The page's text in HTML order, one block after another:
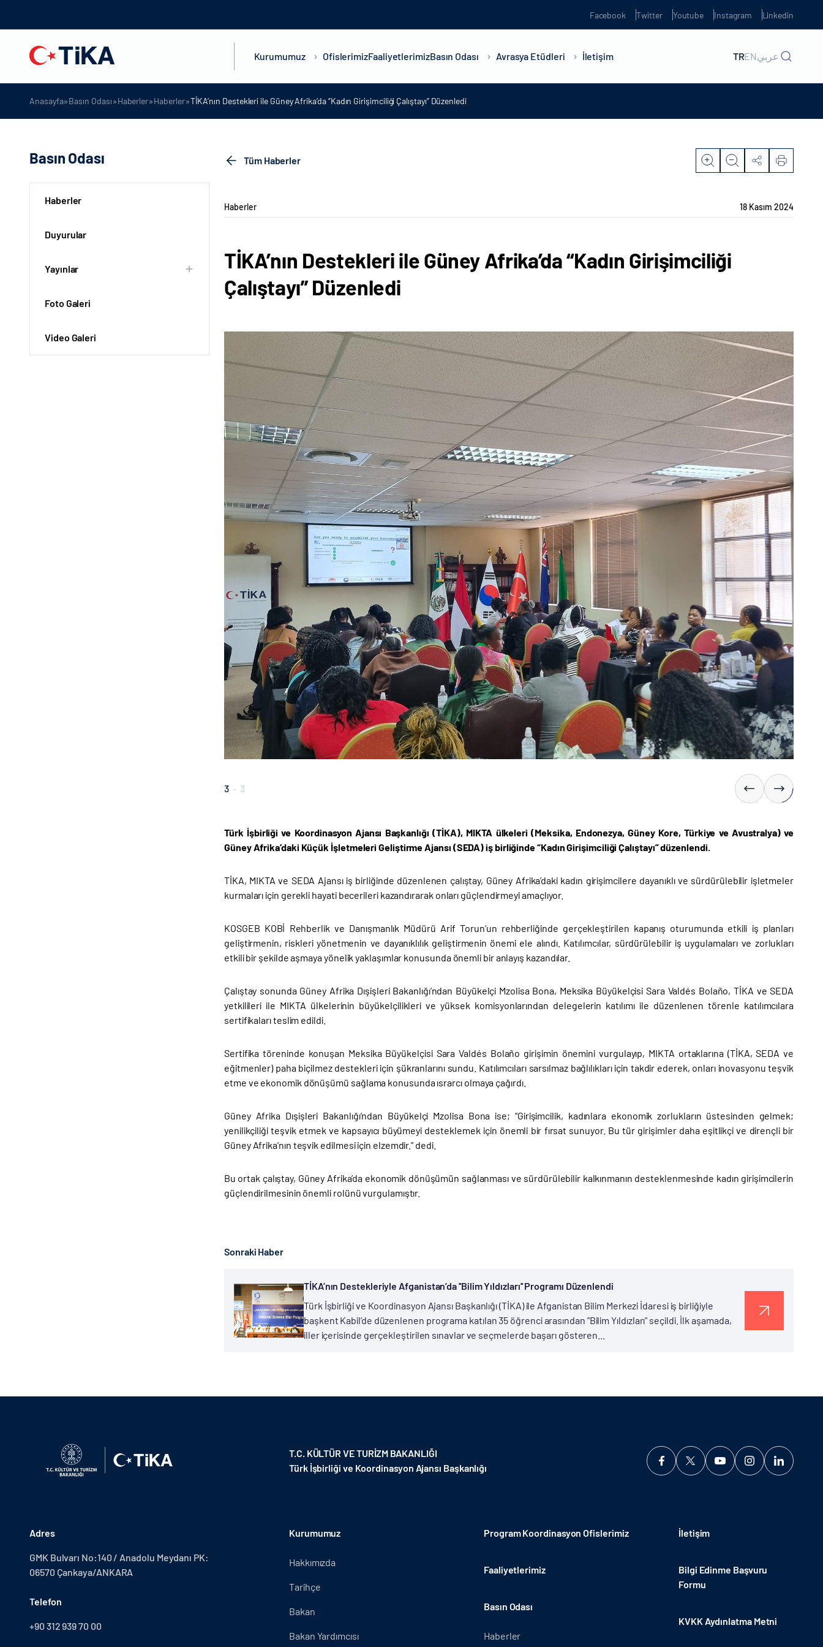
Facebook Twitter Youtube Instagram Linkedin
Kurumumuz OfislerimizFaaliyetlerimizBasın Odası Avrasya Etüdleri İletişim TRENعربي
Anasayfa»Basın Odası»Haberler»Haberler»TİKA’nın Destekleri ile Güney Afrika’da “Kadın Girişimciliği Çalıştayı” Düzenledi
Basın Odası
Haberler
Duyurular
Yayınlar
Foto Galeri
Video Galeri
Tüm Haberler
Haberler 18 Kasım 2024
TİKA’nın Destekleri ile Güney Afrika’da “Kadın Girişimciliği
Çalıştayı” Düzenledi
3 - 3
Türk İşbirliği ve Koordinasyon Ajansı Başkanlığı (TİKA), MIKTA ülkeleri (Meksika, Endonezya, Güney Kore, Türkiye ve Avustralya) ve
Güney Afrika’daki Küçük İşletmeleri Geliştirme Ajansı (SEDA) iş birliğinde “Kadın Girişimciliği Çalıştayı” düzenlendi.
TİKA, MIKTA ve SEDA Ajansı iş birliğinde düzenlenen çalıştay, Güney Afrika’daki kadın girişimcilere dayanıklı ve sürdürülebilir işletmeler
kurmaları için gerekli hayati becerileri kazandırarak onları güçlendirmeyi amaçlıyor.
KOSGEB KOBİ Rehberlik ve Danışmanlık Müdürü Arif Torun’un rehberliğinde gerçekleştirilen kapanış oturumunda etkili iş planları
geliştirmenin, riskleri yönetmenin ve dayanıklılık geliştirmenin önemi ele alındı. Katılımcılar, sürdürülebilir iş uygulamaları ve zorlukları
etkili bir şekilde aşmaya yönelik yaklaşımlar konusunda önemli bir anlayış kazandılar.
Çalıştay sonunda Güney Afrika Dışişleri Bakanlığı’ndan Büyükelçi Mzolisa Bona, Meksika Büyükelçisi Sara Valdés Bolaño, TİKA ve SEDA
yetkilileri ile MIKTA ülkelerinin büyükelçilikleri ve yüksek komisyonlarından delegelerin katılımı ile düzenlenen törenle katılımcılara
sertifikaları teslim edildi.
Sertifika töreninde konuşan Meksika Büyükelçisi Sara Valdés Bolaño girişimin önemini vurgulayıp, MIKTA ortaklarına (TİKA, SEDA ve
eğitmenler) paha biçilmez destekleri için şükranlarını sundu. Katılımcıları sarsılmaz bağlılıkları için takdir ederek, onları inovasyonu teşvik
etme ve ekonomik dönüşümü sağlama konusunda ısrarcı olmaya çağırdı.
Güney Afrika Dışişleri Bakanlığı’ndan Büyükelçi Mzolisa Bona ise; “Girişimcilik, kadınlara ekonomik zorlukların üstesinden gelmek;
yenilikçiliği teşvik etmek ve kapsayıcı büyümeyi desteklemek için önemli bir fırsat sunuyor. Bu tür girişimler daha eşitlikçi ve dirençli bir
Güney Afrika’nın teşvik edilmesi için elzemdir.” dedi.
Bu ortak çalıştay, Güney Afrika’da ekonomik dönüşümün sağlanması ve sürdürülebilir kalkınmanın desteklenmesinde kadın girişimcilerin
güçlendirilmesinin önemli rolünü vurgulamıştır.
Sonraki Haber
TİKA’nın Destekleriyle Afganistan’da ''Bilim Yıldızları'' Programı Düzenlendi
Türk İşbirliği ve Koordinasyon Ajansı Başkanlığı (TİKA) ile Afganistan Bilim Merkezi İdaresi iş birliğiyle
başkent Kabil’de düzenlenen programa katılan 35 öğrenci arasından "Bilim Yıldızları" seçildi. İlk aşamada,
iller içerisinde gerçekleştirilen sınavlar ve seçmelerde başarı gösteren...
T.C. KÜLTÜR VE TURİZM BAKANLIĞI
Türk İşbirliği ve Koordinasyon Ajansı Başkanlığı
Adres
GMK Bulvarı No:140 / Anadolu Meydanı PK:
06570 Çankaya/ANKARA
Telefon
+90 312 939 70 00
Kurumumuz
Hakkımızda
Tarihçe
Bakan
Bakan Yardımcısı
Program Koordinasyon Ofislerimiz
Faaliyetlerimiz
Basın Odası
Haberler
İletişim
Bilgi Edinme Başvuru
Formu
KVKK Aydınlatma Metni